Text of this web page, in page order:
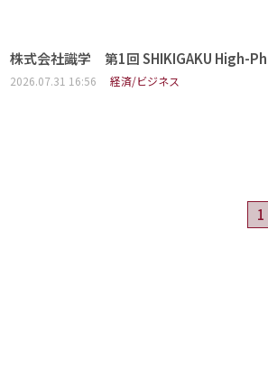
株式会社識学 第1回 SHIKIGAKU High-
2026.07.31 16:56 経済/ビジネス
1